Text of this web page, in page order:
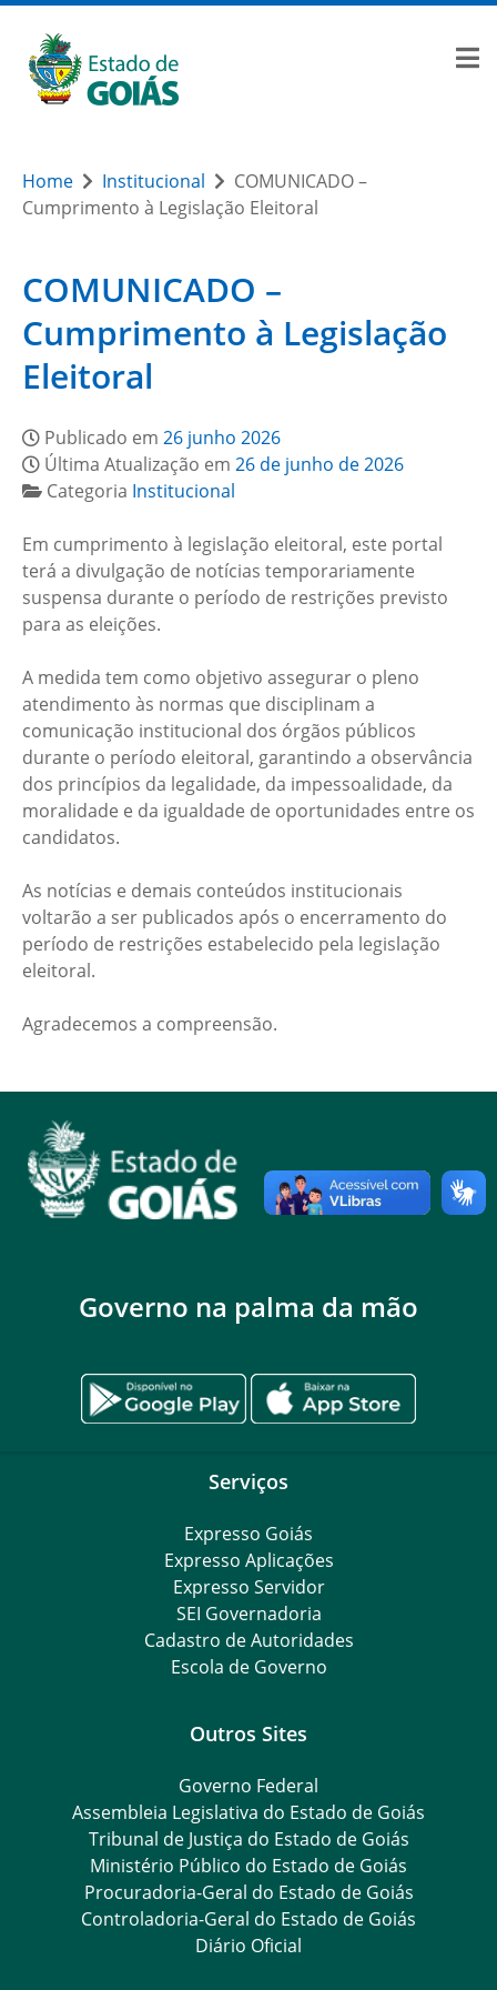
Home Institucional
COMUNICADO –
Cumprimento à Legislação Eleitoral
COMUNICADO –
Cumprimento à Legislação
Eleitoral
Publicado em 26 junho 2026
Última Atualização em 26 de junho de 2026
Categoria Institucional
Em cumprimento à legislação eleitoral, este portal
terá a divulgação de notícias temporariamente
suspensa durante o período de restrições previsto
para as eleições.
A medida tem como objetivo assegurar o pleno
atendimento às normas que disciplinam a
comunicação institucional dos órgãos públicos
durante o período eleitoral, garantindo a observância
dos princípios da legalidade, da impessoalidade, da
moralidade e da igualdade de oportunidades entre os
candidatos.
As notícias e demais conteúdos institucionais
voltarão a ser publicados após o encerramento do
período de restrições estabelecido pela legislação
eleitoral.
Agradecemos a compreensão.
Governo na palma da mão
Serviços
Expresso Goiás
Expresso Aplicações
Expresso Servidor
SEI Governadoria
Cadastro de Autoridades
Escola de Governo
Outros Sites
Governo Federal
Assembleia Legislativa do Estado de Goiás
Tribunal de Justiça do Estado de Goiás
Ministério Público do Estado de Goiás
Procuradoria-Geral do Estado de Goiás
Controladoria-Geral do Estado de Goiás
Diário Oficial